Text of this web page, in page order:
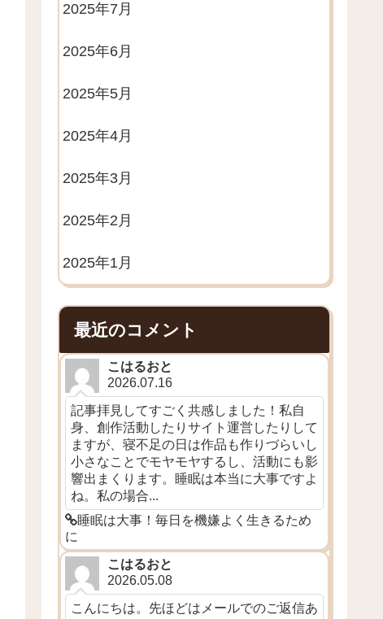
2025年7月
2025年6月
2025年5月
2025年4月
2025年3月
2025年2月
2025年1月
最近のコメント
こはるおと
2026.07.16
記事拝見してすごく共感しました！私自
身、創作活動したりサイト運営したりして
ますが、寝不足の日は作品も作りづらいし
小さなことでモヤモヤするし、活動にも影
響出まくります。睡眠は本当に大事ですよ
ね。私の場合...
睡眠は大事！毎日を機嫌よく生きるため
に
こはるおと
2026.05.08
こんにちは。先ほどはメールでのご返信あ